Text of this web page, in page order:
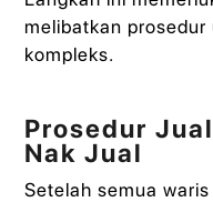
melibatkan
kompleks.
Prosedur
Nak Jual
Setelah semua